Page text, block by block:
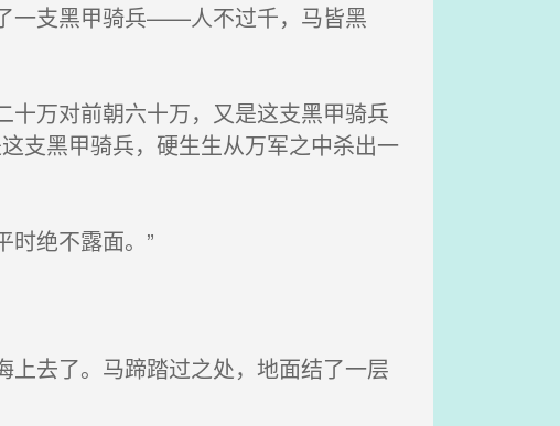
一支黑甲骑兵——人不过千，马皆黑
万对前朝六十万，又是这支黑甲骑兵
支黑甲骑兵，硬生生从万军之中杀出一
绝不露面。”
去了。马蹄踏过之处，地面结了一层